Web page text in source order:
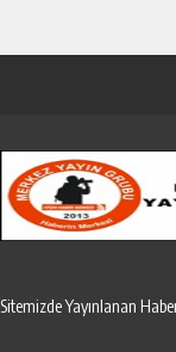
Sitemizde Yayınlanan